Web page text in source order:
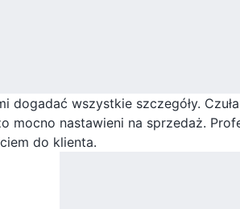
wszystkie szczegóły.
mocno nastawieni na sprzedaż.
do klienta.